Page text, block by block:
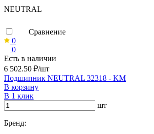
NEUTRAL
Сравнение
0
0
Есть в наличии
6 502.50 ₽/шт
Подшипник NEUTRAL 32318 - KM
В корзину
В 1 клик
шт
Бренд: